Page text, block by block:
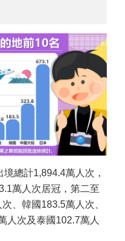
總計1,894.4萬人次，
萬人次居冠，第二至
、韓國183.5萬人次、
人次及泰國102.7萬人